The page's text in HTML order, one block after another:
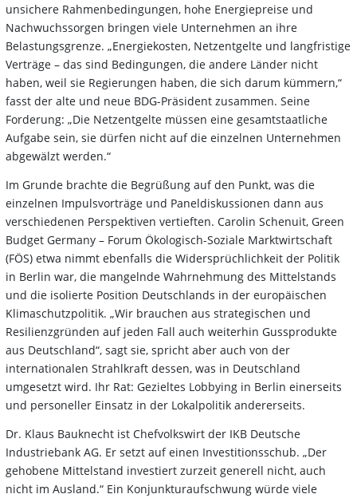
unsichere Rahmenbedingungen, hohe Energiepreise und
Nachwuchssorgen bringen viele Unternehmen an ihre
Belastungsgrenze. „Energiekosten, Netzentgelte und langfristige
Verträge – das sind Bedingungen, die andere Länder nicht
haben, weil sie Regierungen haben, die sich darum kümmern,“
fasst der alte und neue BDG-Präsident zusammen. Seine
Forderung: „Die Netzentgelte müssen eine gesamtstaatliche
Aufgabe sein, sie dürfen nicht auf die einzelnen Unternehmen
abgewälzt werden.“
Im Grunde brachte die Begrüßung auf den Punkt, was die
einzelnen Impulsvorträge und Paneldiskussionen dann aus
verschiedenen Perspektiven vertieften. Carolin Schenuit, Green
Budget Germany – Forum Ökologisch-Soziale Marktwirtschaft
(FÖS) etwa nimmt ebenfalls die Widersprüchlichkeit der Politik
in Berlin war, die mangelnde Wahrnehmung des Mittelstands
und die isolierte Position Deutschlands in der europäischen
Klimaschutzpolitik. „Wir brauchen aus strategischen und
Resilienzgründen auf jeden Fall auch weiterhin Gussprodukte
aus Deutschland“, sagt sie, spricht aber auch von der
internationalen Strahlkraft dessen, was in Deutschland
umgesetzt wird. Ihr Rat: Gezieltes Lobbying in Berlin einerseits
und personeller Einsatz in der Lokalpolitik andererseits.
Dr. Klaus Bauknecht ist Chefvolkswirt der IKB Deutsche
Industriebank AG. Er setzt auf einen Investitionsschub. „Der
gehobene Mittelstand investiert zurzeit generell nicht, auch
nicht im Ausland.“ Ein Konjunkturaufschwung würde viele